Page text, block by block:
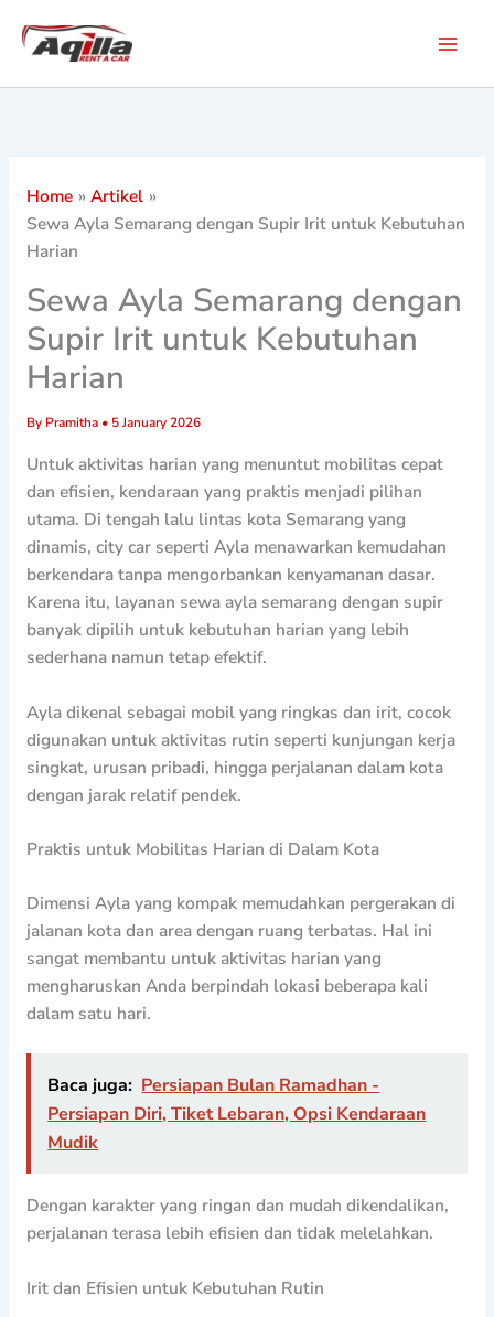
Home
Artikel
Sewa Ayla Semarang dengan Supir Irit untuk Kebutuhan
Harian
Sewa Ayla Semarang dengan
Supir Irit untuk Kebutuhan
Harian
By Pramitha • 5 January 2026
Untuk aktivitas harian yang menuntut mobilitas cepat
dan efisien, kendaraan yang praktis menjadi pilihan
utama. Di tengah lalu lintas kota Semarang yang
dinamis, city car seperti Ayla menawarkan kemudahan
berkendara tanpa mengorbankan kenyamanan dasar.
Karena itu, layanan sewa ayla semarang dengan supir
banyak dipilih untuk kebutuhan harian yang lebih
sederhana namun tetap efektif.
Ayla dikenal sebagai mobil yang ringkas dan irit, cocok
digunakan untuk aktivitas rutin seperti kunjungan kerja
singkat, urusan pribadi, hingga perjalanan dalam kota
dengan jarak relatif pendek.
Praktis untuk Mobilitas Harian di Dalam Kota
Dimensi Ayla yang kompak memudahkan pergerakan di
jalanan kota dan area dengan ruang terbatas. Hal ini
sangat membantu untuk aktivitas harian yang
mengharuskan Anda berpindah lokasi beberapa kali
dalam satu hari.
Baca juga: Persiapan Bulan Ramadhan -
Persiapan Diri, Tiket Lebaran, Opsi Kendaraan
Mudik
Dengan karakter yang ringan dan mudah dikendalikan,
perjalanan terasa lebih efisien dan tidak melelahkan.
Irit dan Efisien untuk Kebutuhan Rutin